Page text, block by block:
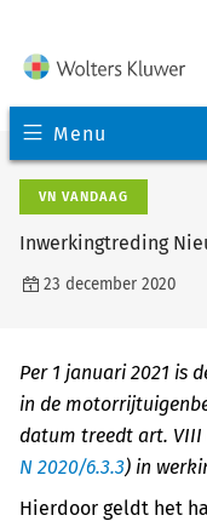
Menu
VN VANDAAG
Inwerkingtreding
23 december 2020
Per 1 januari 2021 is
in de
datum treedt art. VIII
N 2020/6.3.3) in
Hierdoor geldt het